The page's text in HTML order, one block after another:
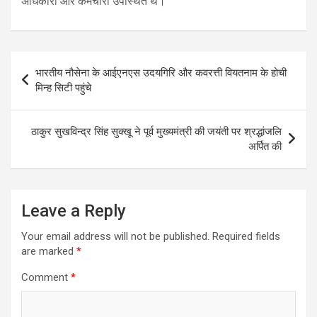
navigation
भारतीय नौसेना के आईएनएस उदयगिरि और कवरत्ती वियतनाम के होची
मिन्ह सिटी पहुंचे
ठाकुर सुखविन्द्र सिंह सुक्खू ने पूर्व मुख्यमंत्री की जयंती पर श्रद्धांजलि
अर्पित की
Leave a Reply
Your email address will not be published. Required fields
are marked *
Comment *